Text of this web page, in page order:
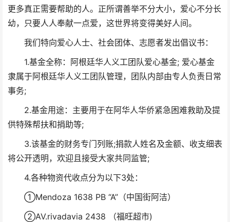
更多真正需要帮助的人。正所谓善举不分大小，爱心不分长
幼，只要人人奉献一点爱，这世界将变得美好人间。
我们特向爱心人士、社会团体、志愿者发出倡议书：
1.基金全称：阿根廷华人义工团队爱心基金; 爱心基金
隶属于阿根廷华人义工团队管理，团队内部由专人负责日常
事务;
2.基金用途：主要用于在阿华人华侨紧急困难救助及提
供特殊帮扶和捐助等;
3.该基金的财务专门列账;捐款人姓名及金额、收支细表
将公开透明，欢迎且接受大家共同监管;
4.各种物资代收点分为以下3处：
①Mendoza 1638 PB “A”（中国街阿洁）
②AV.rivadavia 2438 （福旺超市)